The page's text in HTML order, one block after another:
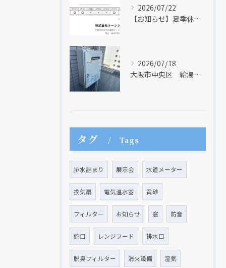
2026/07/22
【お知らせ】夏季休業日のお知らせ【２０２６年】
2026/07/18
大阪市中央区 給湯器のリモコンが無くても、リモコンを設置する方法はあります
タグ Tags
排水詰まり 展示会 水道メーター
換気扇 電気温水器 黄砂
フィルター お知らせ 窓 防音
蛇口 レンジフード 排水口
脱臭フィルター 消火設備 湿気
クリックでチラシのページにジャンプします
クリックでチラシのページにジャンプします